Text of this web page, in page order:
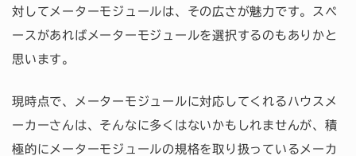
対してメーターモジュールは、その広さが魅力です。スペ
ースがあればメーターモジュールを選択するのもありかと
思います。
現時点で、メーターモジュールに対応してくれるハウスメ
ーカーさんは、そんなに多くはないかもしれませんが、積
極的にメーターモジュールの規格を取り扱っているメーカ